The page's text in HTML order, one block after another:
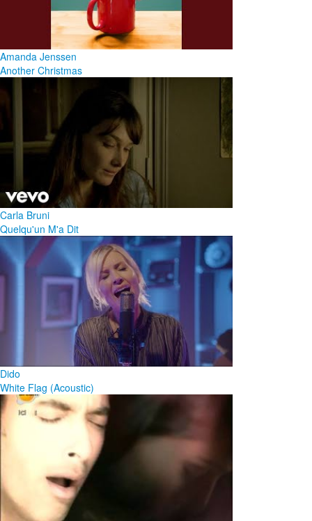
Amanda Jenssen
Another Christmas
Carla Bruni
Quelqu'un M'a Dit
Dido
White Flag (Acoustic)